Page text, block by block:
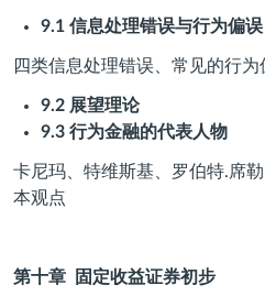
9.1 信息处理错误与行为偏误
四类信息处理错误、常见的行为
9.2 展望理论
9.3 行为金融的代表人物
卡尼玛、特维斯基、罗伯特.席
本观点
第十章 固定收益证券初步